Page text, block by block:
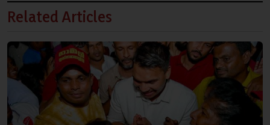
Related Articles